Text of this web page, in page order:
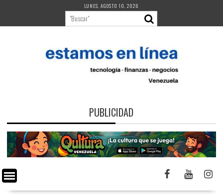
contenido
LUNES, AGOSTO 10, 2026
PUBLICIDAD